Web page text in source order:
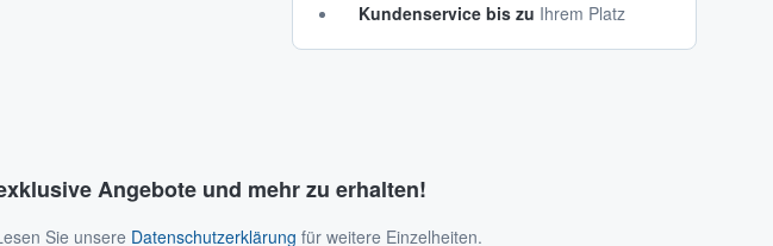
Kundenservice bis zu Ihrem Platz
Angebote und mehr zu erhalten!
Sie unsere Datenschutzerklärung für weitere Einzelheiten.